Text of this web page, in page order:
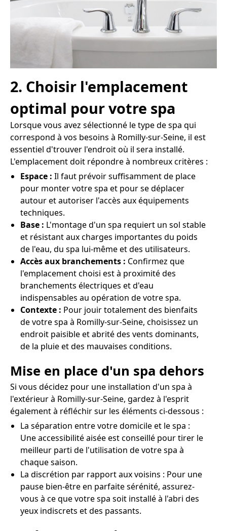
2. Choisir l'emplacement
optimal pour votre spa
Lorsque vous avez sélectionné le type de spa qui
correspond à vos besoins à Romilly-sur-Seine, il est
essentiel d'trouver l'endroit où il sera installé.
L'emplacement doit répondre à nombreux critères :
Espace : Il faut prévoir suffisamment de place
pour monter votre spa et pour se déplacer
autour et autoriser l'accès aux équipements
techniques.
Base : L'montage d'un spa requiert un sol stable
et résistant aux charges importantes du poids
de l'eau, du spa lui-même et des utilisateurs.
Accès aux branchements : Confirmez que
l'emplacement choisi est à proximité des
branchements électriques et d'eau
indispensables au opération de votre spa.
Contexte : Pour jouir totalement des bienfaits
de votre spa à Romilly-sur-Seine, choisissez un
endroit paisible et abrité des vents dominants,
de la pluie et des mauvaises conditions.
Mise en place d'un spa dehors
Si vous décidez pour une installation d'un spa à
l'extérieur à Romilly-sur-Seine, gardez à l'esprit
également à réfléchir sur les éléments ci-dessous :
La séparation entre votre domicile et le spa :
Une accessibilité aisée est conseillé pour tirer le
meilleur parti de l'utilisation de votre spa à
chaque saison.
La discrétion par rapport aux voisins : Pour une
pause bien-être en parfaite sérénité, assurez-
vous à ce que votre spa soit installé à l'abri des
yeux indiscrets et des passants.